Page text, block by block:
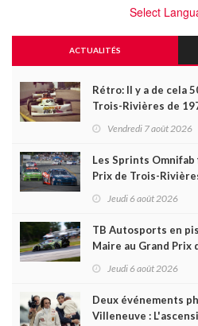
Select
ACTUALITÉS
Rétro: Il y a de cela
Trois-Rivières de
Vendredi 7 août 2026
Les Sprints
Prix de Trois-
Jeudi 6 août 2026
TB Autosports en
Maire au Grand Prix
Jeudi 6 août 2026
Deux événements
Villeneuve :